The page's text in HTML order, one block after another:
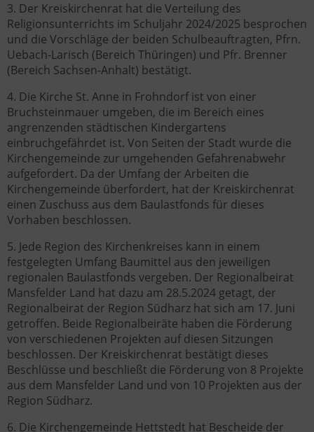
3. Der Kreiskirchenrat hat die Verteilung des
Religionsunterrichts im Schuljahr 2024/2025 besprochen
und die Vorschläge der beiden Schulbeauftragten, Pfrn.
Uebach-Larisch (Bereich Thüringen) und Pfr. Brenner
(Bereich Sachsen-Anhalt) bestätigt.
4. Die Kirche St. Anne in Frohndorf ist von einer
Bruchsteinmauer umgeben, die im Bereich eines
angrenzenden städtischen Kindergartens
einbruchgefährdet ist. Von Seiten der Stadt wurde die
Kirchengemeinde zur umgehenden Gefahrenabwehr
aufgefordert. Da der Umfang der Arbeiten die
Kirchengemeinde überfordert, hat der Kreiskirchenrat
einen Zuschuss aus dem Baulastfonds für dieses
Vorhaben beschlossen.
5. Jede Region des Kirchenkreises kann in einem
festgelegten Umfang Baumittel aus den jeweiligen
regionalen Baulastfonds vergeben. Der Regionalbeirat
Mansfelder Land hat dazu am 28.5.2024 getagt, der
Regionalbeirat der Region Südharz hat sich am 17. Juni
getroffen. Beide Regionalbeiräte haben die Förderung
von verschiedenen Projekten auf diesen Sitzungen
beschlossen. Der Kreiskirchenrat bestätigt dieses
Beschlüsse und beschließt die Förderung von 8 Projekte
aus dem Mansfelder Land und von 10 Projekten aus der
Region Südharz.
6. Die Kirchengemeinde Hettstedt hat Bescheide der